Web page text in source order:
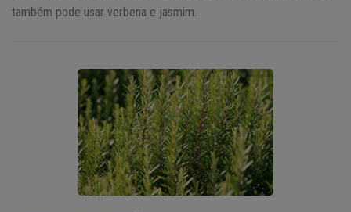
também pode usar verbena e jasmim.